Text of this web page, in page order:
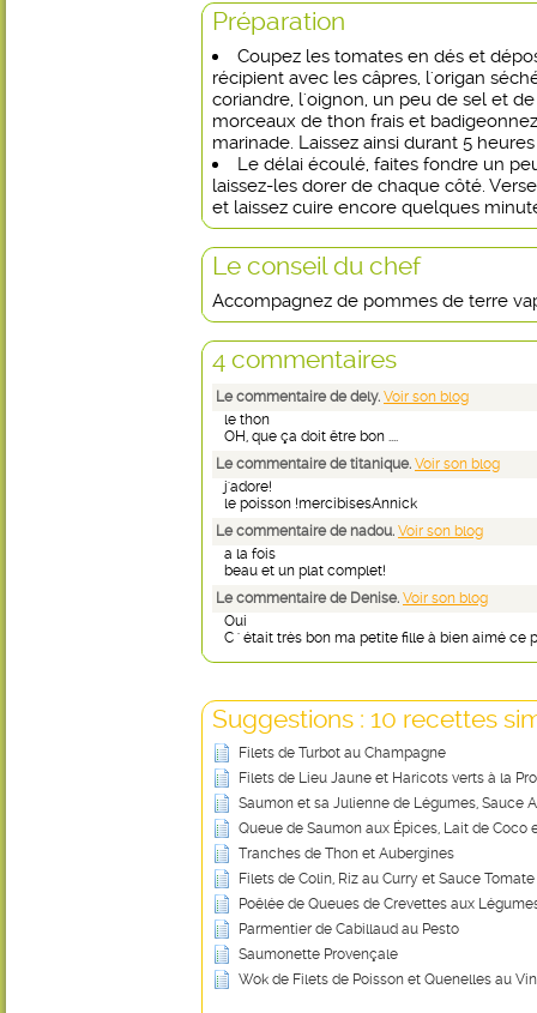
Préparation
Coupez les tomates en dés et
récipient avec les câpres, l'origan
coriandre, l'oignon, un peu de sel et
morceaux de thon frais et
marinade. Laissez ainsi durant 5
Le délai écoulé, faites fondre un
laissez-les dorer de chaque côté.
et laissez cuire encore quelques
Le conseil du chef
Accompagnez de pommes de terre
4 commentaires
Le commentaire de dely. Voir son blog
le thon
OH, que ça doit être bon ....
Le commentaire de titanique. Voir son blog
j'adore!
le poisson !mercibisesAnnick
Le commentaire de nadou. Voir son blog
a la fois
beau et un plat complet!
Le commentaire de Denise. Voir son blog
Oui
C ' était très bon ma petite fille à bien aimé ce
Suggestions : 10 recettes
Filets de Turbot au Champagne
Filets de Lieu Jaune et Haricots verts à la
Saumon et sa Julienne de Légumes, Sauce
Queue de Saumon aux Épices, Lait de Coco
Tranches de Thon et Aubergines
Filets de Colin, Riz au Curry et Sauce Tomate
Poêlée de Queues de Crevettes aux
Parmentier de Cabillaud au Pesto
Saumonette Provençale
Wok de Filets de Poisson et Quenelles au